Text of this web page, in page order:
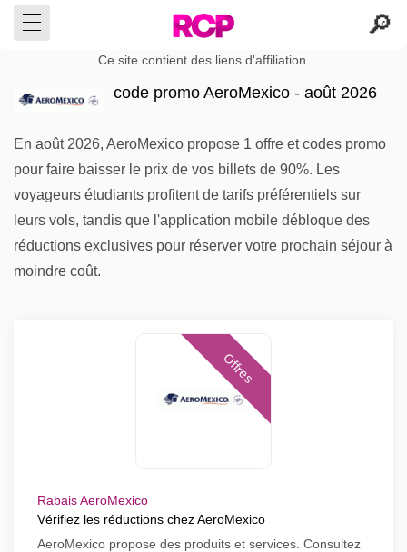
Ce site contient des liens d'affiliation.
code promo AeroMexico - août 2026
En août 2026, AeroMexico propose 1 offre et codes promo
pour faire baisser le prix de vos billets de 90%. Les
voyageurs étudiants profitent de tarifs préférentiels sur
leurs vols, tandis que l'application mobile débloque des
réductions exclusives pour réserver votre prochain séjour à
moindre coût.
Offres
Rabais AeroMexico
Vérifiez les réductions chez AeroMexico
AeroMexico propose des produits et services. Consultez